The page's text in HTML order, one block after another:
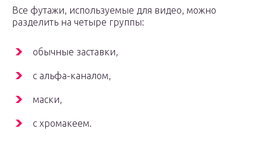
Все футажи, используемые для видео, можно
разделить на четыре группы:
обычные заставки,
с альфа-каналом,
маски,
с хромакеем.